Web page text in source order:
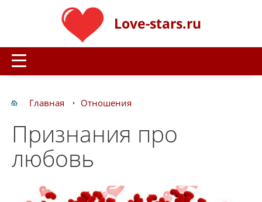
Love-stars.ru
Главная Отношения
Признания про
любовь